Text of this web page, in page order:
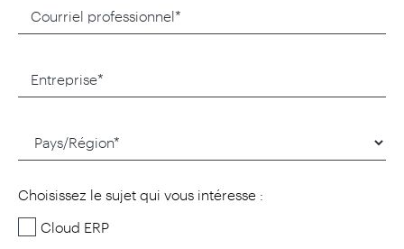
Choisissez le sujet qui vous intéresse :
Cloud ERP